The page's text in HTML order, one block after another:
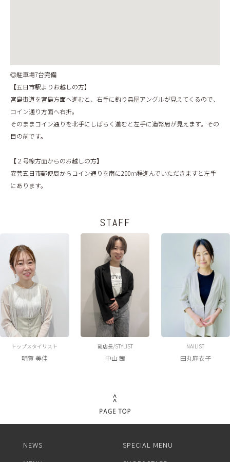
◎駐車場7台完備
【五日市駅よりお越しの方】
宮島街道を宮島方面へ進むと、右手に釣り具屋アングルが見えてくるので、
コイン通り方面へ右折。
そのままコイン通りを北手にしばらく進むと左手に造幣局が見えます。その
目の前です。
【２号線方面からのお越しの方】
安芸五日市郵便局からコイン通りを南に200ｍ程進んでいただきますと左手
にあります。
STAFF
トップスタイリスト
明賀 美佳
副店長/STYLIST
中山 茜
NAILIST
田丸麻衣子
NEWS
SPECIAL MENU